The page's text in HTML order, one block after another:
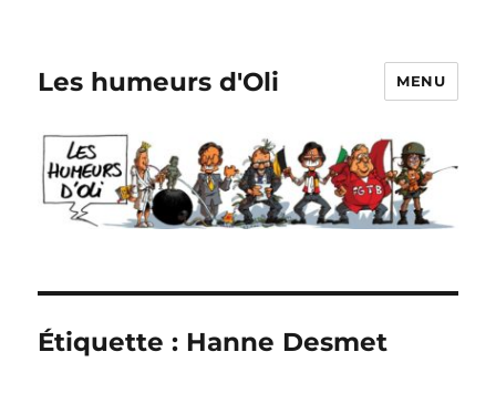
Les humeurs d'Oli MENU
Étiquette : Hanne Desmet